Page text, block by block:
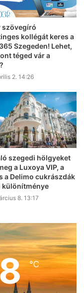
szövegíró
kollégát keres a
Szegeden! Lehet,
téged vár a
2. 14:26
szegedi hölgyeket
a Luxoya VIP, a
a Delimo cukrászdák
különítménye
8. 13:17
℃